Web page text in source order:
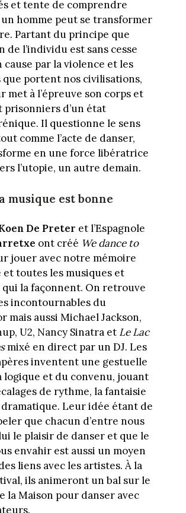
et tente de comprendre
homme peut se transformer
Partant du principe que
de l’individu est sans cesse
cause par la violence et les
portent nos civilisations,
met à l’épreuve son corps et
prisonniers d’un état
Il questionne le sens
comme l’acte de danser,
en une force libératrice
l’utopie, un autre demain.
musique est bonne
De Preter et l’Espagnole
ont créé We dance to
jouer avec notre mémoire
toutes les musiques et
qui la façonnent. On retrouve
incontournables du
mais aussi Michael Jackson,
U2, Nancy Sinatra et Le Lac
mixé en direct par un DJ. Les
inventent une gestuelle
logique et du convenu, jouant
de rythme, la fantaisie
Leur idée étant de
que chacun d’entre nous
le plaisir de danser et que le
envahir est aussi un moyen
liens avec les artistes. À la
ils animeront un bal sur le
la Maison pour danser avec